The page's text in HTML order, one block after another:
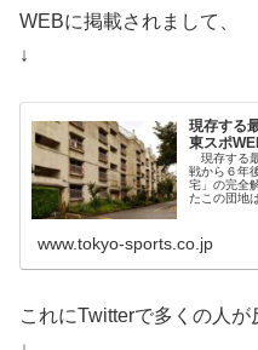
WEBに掲載されまして、
↓
現存する
東スポ
現存する
戦から６年
宅」の完全
たこの団地
www.tokyo-sports.co.jp
これにTwitterで多くの人が